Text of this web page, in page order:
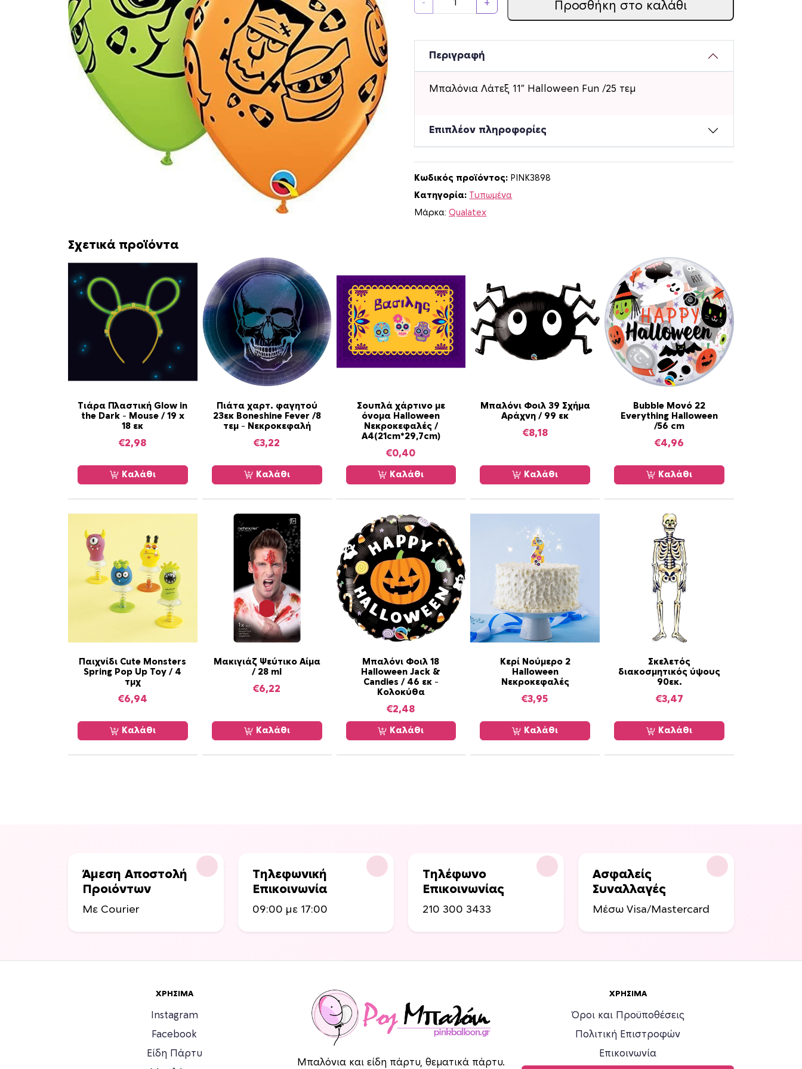
-
π
λ
ν
1
1
H
w
e
n
F
u
n
5
τ
ε
μ
π
ο
σ
τ
η
τ
α
+ Προσθήκη στο καλάθι
Περιγραφή
Μπαλόνια Λάτεξ 11″ Halloween Fun /25 τεμ
Επιπλέον πληροφορίες
Κωδικός προϊόντος: PINK3898
Κατηγορία: Τυπωμένα
Μάρκα:Qualatex
Σχετικά προϊόντα
Τιάρα Πλαστική Glow in
the Dark – Mouse / 19 x
18 εκ
€2,98
Καλάθι
Πιάτα χαρτ. φαγητού
23εκ Boneshine Fever /8
τεμ – Νεκροκεφαλή
€3,22
Καλάθι
Σουπλά χάρτινο με
όνομα Halloween
Νεκροκεφαλές /
Α4(21cm*29,7cm)
€0,40
Καλάθι
Μπαλόνι Φοιλ 39 Σχήμα
Αράχνη / 99 εκ
€8,18
Καλάθι
Bubble Μονό 22
Everything Halloween
/56 cm
€4,96
Καλάθι
Παιχνίδι Cute Monsters
Spring Pop Up Toy / 4
τμχ
€6,94
Καλάθι
Μακιγιάζ Ψεύτικο Αίμα
/ 28 ml
€6,22
Καλάθι
Μπαλόνι Φοιλ 18
Halloween Jack &
Candies / 46 εκ –
Κολοκύθα
€2,48
Καλάθι
Κερί Νούμερο 2
Halloween
Νεκροκεφαλές
€3,95
Καλάθι
Σκελετός
διακοσμητικός ύψους
90εκ.
€3,47
Καλάθι
Άμεση Αποστολή
Προιόντων
Με Courier
Τηλεφωνική
Επικοινωνία
09:00 με 17:00
Τηλέφωνο
Επικοινωνίας
210 300 3433
Ασφαλείς
Συναλλαγές
Μέσω Visa/Mastercard
ΧΡΉΣΙΜΑ
Instagram
Facebook
Είδη Πάρτυ
Μπαλόνια και είδη πάρτυ, θεματικά πάρτυ.
ΧΡΉΣΙΜΑ
Όροι και Προϋποθέσεις
Πολιτική Επιστροφών
Επικοινωνία